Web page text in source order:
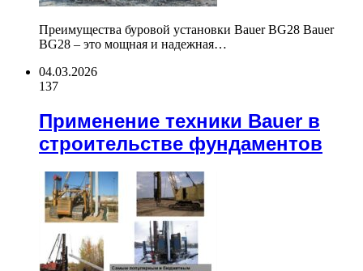
Преимущества буровой установки Bauer BG28 Bauer
BG28 – это мощная и надежная…
04.03.2026
137
Применение техники Bauer в
строительстве фундаментов